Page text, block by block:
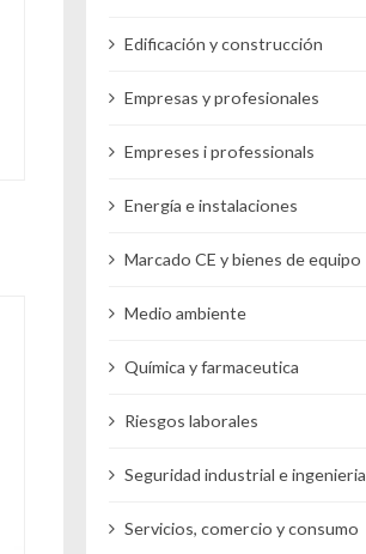
Edificación y construcción
Empresas y profesionales
Empreses i professionals
Energía e instalaciones
Marcado CE y bienes de equipo
Medio ambiente
Química y farmaceutica
Riesgos laborales
Seguridad industrial e ingenieria
Servicios, comercio y consumo